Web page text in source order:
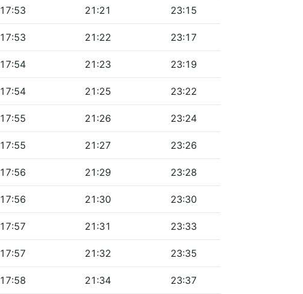
17:53 21:21 23:15
17:53 21:22 23:17
17:54 21:23 23:19
17:54 21:25 23:22
17:55 21:26 23:24
17:55 21:27 23:26
17:56 21:29 23:28
17:56 21:30 23:30
17:57 21:31 23:33
17:57 21:32 23:35
17:58 21:34 23:37